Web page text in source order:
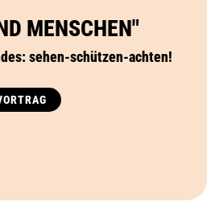
MENSCHEN"
sehen-schützen-achten!